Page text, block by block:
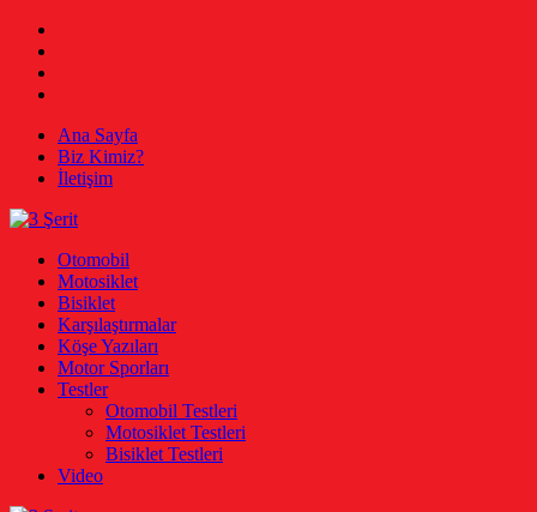
Skip
content
Ana Sayfa
Biz Kimiz?
İletişim
3 Şerit
Otomobil, Motosiklet, Bisiklet
Otomobil
Motosiklet
Bisiklet
Karşılaştırmalar
Köşe Yazıları
Motor Sporları
Testler
Otomobil Testleri
Motosiklet Testleri
Bisiklet Testleri
Video